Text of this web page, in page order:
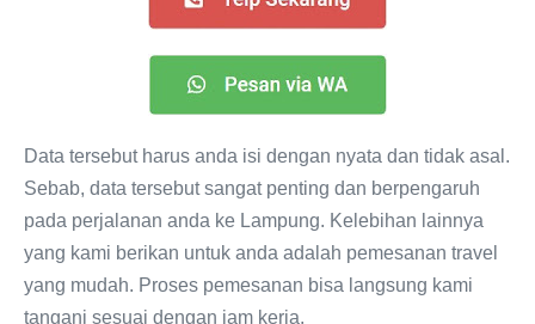
Data tersebut harus anda isi dengan nyata dan tidak asal.
Sebab, data tersebut sangat penting dan berpengaruh
pada perjalanan anda ke Lampung. Kelebihan lainnya
yang kami berikan untuk anda adalah pemesanan travel
yang mudah. Proses pemesanan bisa langsung kami
tangani sesuai dengan jam kerja.